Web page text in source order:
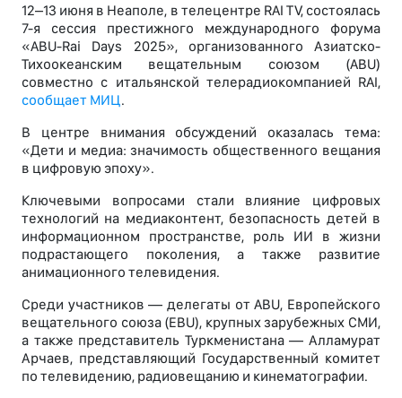
12–13 июня в Неаполе, в телецентре RAI TV, состоялась
7-я сессия престижного международного форума
«ABU-Rai Days 2025», организованного Азиатско-
Тихоокеанским вещательным союзом (ABU)
совместно с итальянской телерадиокомпанией RAI,
сообщает МИЦ.
В центре внимания обсуждений оказалась тема:
«Дети и медиа: значимость общественного вещания
в цифровую эпоху».
Ключевыми вопросами стали влияние цифровых
технологий на медиаконтент, безопасность детей в
информационном пространстве, роль ИИ в жизни
подрастающего поколения, а также развитие
анимационного телевидения.
Среди участников — делегаты от ABU, Европейского
вещательного союза (EBU), крупных зарубежных СМИ,
а также представитель Туркменистана — Алламурат
Арчаев, представляющий Государственный комитет
по телевидению, радиовещанию и кинематографии.